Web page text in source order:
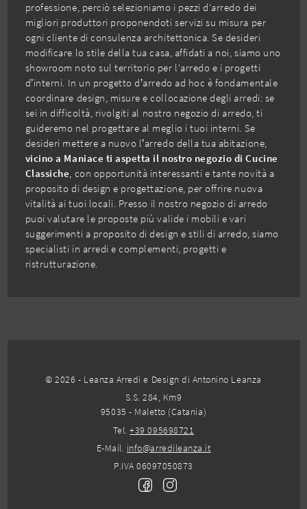
professione, perciò selezioniamo i pezzi d'arredo dei
migliori produttori proponendoti servizi su misura per
ogni cliente di consulenza architettonica. Se desideri
modificare lo stile della tua casa, affidati a noi, siamo uno
showroom noto sul territorio per l'arredo e i progetti
d’interni. In un progetto d’arredo ad hoc è fondamentale
coordinare design, misure e collocazione degli arredi: se
sei in difficoltà, rivolgiti al nostro negozio di arredo, ti
guideremo nel progettare al meglio i tuoi interni. Se
desideri mettere a nuovo l’arredo della tua abitazione,
vicino a Maniace ti aspetta il nostro negozio di Cucine
Classiche, con opportunità interessanti e tante novità a
proposito di design e progettazione, per offrire nuova
vitalità ai tuoi locali. Presso il nostro negozio di arredo
puoi valutare le proposte più valide i mobili e vari
suggerimenti a proposito di design e stili di arredo, siamo
specialisti in arredi e complementi, progetti e
ristrutturazione.
© 2026 - Leanza Arredi e Design di Antonino Leanza
S.S. 284, Km9
95035 - Maletto (Catania)
Tel.+39 095698721
E-Mail. info@arredileanza.it
P.IVA 06097050873